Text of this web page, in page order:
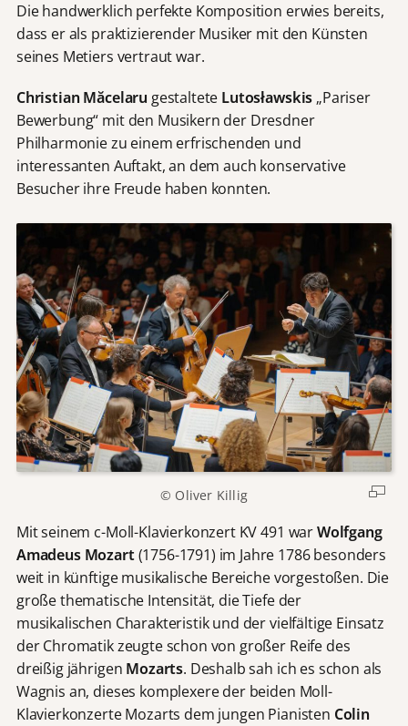
Die handwerklich perfekte Komposition erwies bereits,
dass er als praktizierender Musiker mit den Künsten
seines Metiers vertraut war.
Christian Măcelaru gestaltete Lutosławskis „Pariser
Bewerbung“ mit den Musikern der Dresdner
Philharmonie zu einem erfrischenden und
interessanten Auftakt, an dem auch konservative
Besucher ihre Freude haben konnten.
© Oliver Killig
Mit seinem c-Moll-Klavierkonzert KV 491 warWolfgang
Amadeus Mozart(1756-1791) im Jahre 1786 besonders
weit in künftige musikalische Bereiche vorgestoßen. Die
große thematische Intensität, die Tiefe der
musikalischen Charakteristik und der vielfältige Einsatz
der Chromatik zeugte schon von großer Reife des
dreißig jährigen Mozarts. Deshalb sah ich es schon als
Wagnis an, dieses komplexere der beiden Moll-
Klavierkonzerte Mozarts dem jungen Pianisten Colin